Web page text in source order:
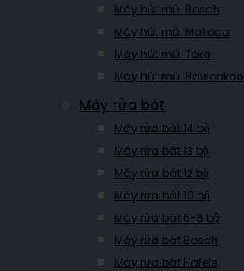
Máy hút mùi Bosch
Máy hút mùi Malloca
Máy hút mùi Teka
Máy hút mùi Hawonkoo
Máy rửa bát
Máy rửa bát 14 bộ
Máy rửa bát 13 bộ
Máy rửa bát 12 bộ
Máy rửa bát 10 bộ
Máy rửa bát 6-8 bộ
Máy rửa bát Bosch
Máy rửa bát Hafele